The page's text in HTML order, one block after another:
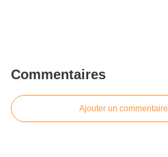
Commentaires
Ajouter un commentaire